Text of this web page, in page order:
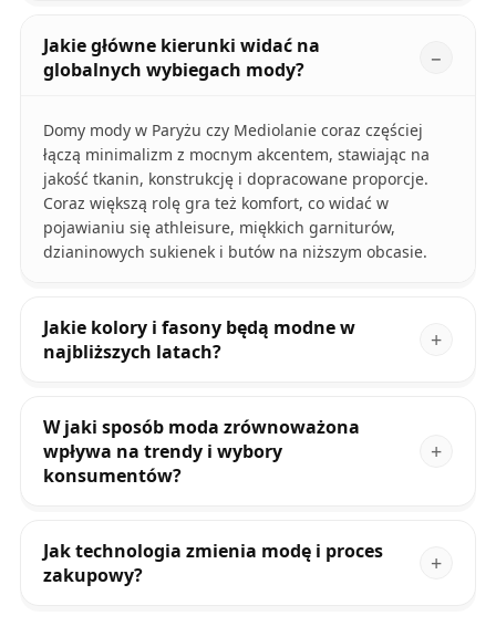
Jakie główne kierunki widać na
globalnych wybiegach mody?
Domy mody w Paryżu czy Mediolanie coraz częściej
łączą minimalizm z mocnym akcentem, stawiając na
jakość tkanin, konstrukcję i dopracowane proporcje.
Coraz większą rolę gra też komfort, co widać w
pojawianiu się athleisure, miękkich garniturów,
dzianinowych sukienek i butów na niższym obcasie.
Jakie kolory i fasony będą modne w
najbliższych latach?
W jaki sposób moda zrównoważona
wpływa na trendy i wybory
konsumentów?
Jak technologia zmienia modę i proces
zakupowy?